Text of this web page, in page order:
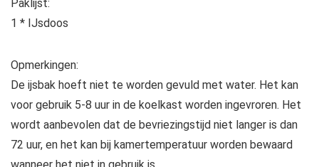
Paklijst:
1 * IJsdoos
Opmerkingen:
De ijsbak hoeft niet te worden gevuld met water. Het kan
voor gebruik 5-8 uur in de koelkast worden ingevroren. Het
wordt aanbevolen dat de bevriezingstijd niet langer is dan
72 uur, en het kan bij kamertemperatuur worden bewaard
wanneer het niet in gebruik is.